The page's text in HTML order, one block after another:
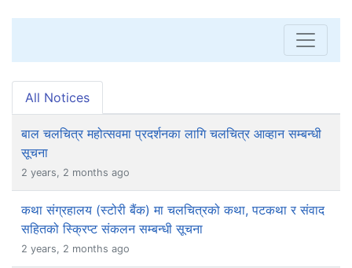
All Notices
बाल चलचित्र महोत्सवमा प्रदर्शनका लागि चलचित्र आव्हान सम्बन्धी
सूचना
2 years, 2 months ago
कथा संग्रहालय (स्टोरी बैंक) मा चलचित्रको कथा, पटकथा र संवाद
सहितको स्क्रिप्ट संकलन सम्बन्धी सूचना
2 years, 2 months ago